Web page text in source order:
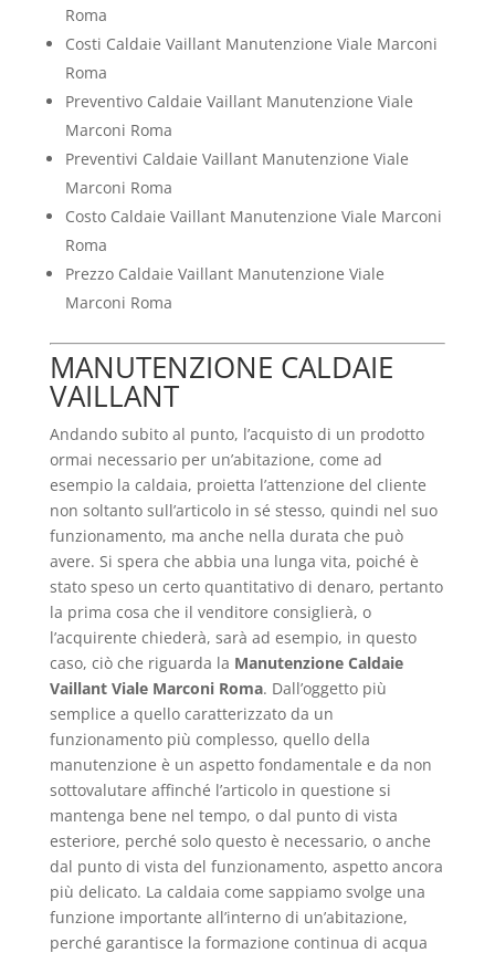
Roma
Costi Caldaie Vaillant Manutenzione Viale Marconi
Roma
Preventivo Caldaie Vaillant Manutenzione Viale
Marconi Roma
Preventivi Caldaie Vaillant Manutenzione Viale
Marconi Roma
Costo Caldaie Vaillant Manutenzione Viale Marconi
Roma
Prezzo Caldaie Vaillant Manutenzione Viale
Marconi Roma
MANUTENZIONE CALDAIE
VAILLANT
Andando subito al punto, l’acquisto di un prodotto
ormai necessario per un’abitazione, come ad
esempio la caldaia, proietta l’attenzione del cliente
non soltanto sull’articolo in sé stesso, quindi nel suo
funzionamento, ma anche nella durata che può
avere. Si spera che abbia una lunga vita, poiché è
stato speso un certo quantitativo di denaro, pertanto
la prima cosa che il venditore consiglierà, o
l’acquirente chiederà, sarà ad esempio, in questo
caso, ciò che riguarda la Manutenzione Caldaie
Vaillant Viale Marconi Roma. Dall’oggetto più
semplice a quello caratterizzato da un
funzionamento più complesso, quello della
manutenzione è un aspetto fondamentale e da non
sottovalutare affinché l’articolo in questione si
mantenga bene nel tempo, o dal punto di vista
esteriore, perché solo questo è necessario, o anche
dal punto di vista del funzionamento, aspetto ancora
più delicato. La caldaia come sappiamo svolge una
funzione importante all’interno di un’abitazione,
perché garantisce la formazione continua di acqua